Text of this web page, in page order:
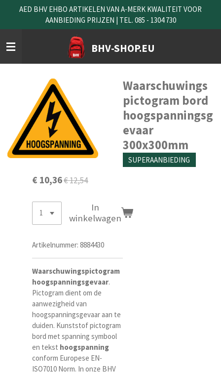
naar
de
hoofdinhoud
BHV-SHOP.EU
AED BHV EHBO ARTIKELEN VAN A-MERK KWALITEIT VOOR
AANBIEDING PRIJZEN | TEL. 085 - 1304 730
Waarschuwings
pictogram bord
hoogspanningsg
evaar
300x300mm
SUPERAANBIEDING
€ 10,36€ 12,54
In
winkelwagen
Artikelnummer: 8884430
Waarschuwingspictogram
hoogspanningsgevaar.
Pictogram dient om de
aanwezigheid van
hoogspanningsgevaar aan te
duiden. Kunststof pictogram
bord met spanning symbool
en tekst hoogspanning
conform Europese EN-
ISO7010 Norm. In onze BHV